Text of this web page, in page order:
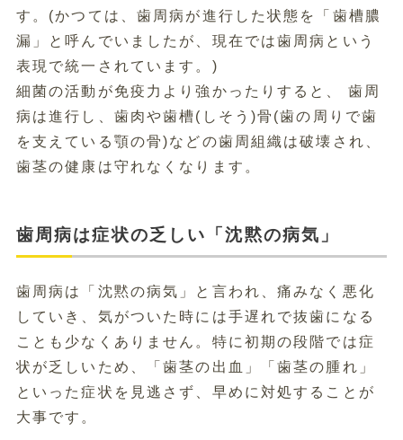
す。(かつては、歯周病が進行した状態を「歯槽膿
漏」と呼んでいましたが、現在では歯周病という
表現で統一されています。)
細菌の活動が免疫力より強かったりすると、 歯周
病は進行し、歯肉や歯槽(しそう)骨(歯の周りで歯
を支えている顎の骨)などの歯周組織は破壊され、
歯茎の健康は守れなくなります。
歯周病は症状の乏しい「沈黙の病気」
歯周病は「沈黙の病気」と言われ、痛みなく悪化
していき、気がついた時には手遅れで抜歯になる
ことも少なくありません。特に初期の段階では症
状が乏しいため、「歯茎の出血」「歯茎の腫れ」
といった症状を見逃さず、早めに対処することが
大事です。